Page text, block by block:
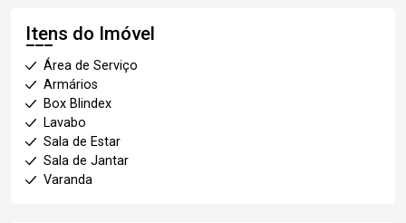
Itens do Imóvel
Área de Serviço
Armários
Box Blindex
Lavabo
Sala de Estar
Sala de Jantar
Varanda